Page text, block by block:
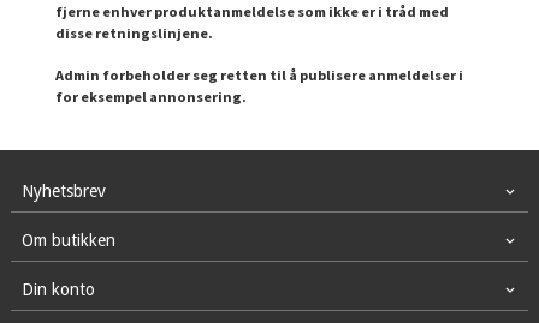
fjerne enhver produktanmeldelse som ikke er i tråd med
disse retningslinjene.
Admin forbeholder seg retten til å publisere anmeldelser i
for eksempel annonsering.
Nyhetsbrev
Om butikken
Din konto